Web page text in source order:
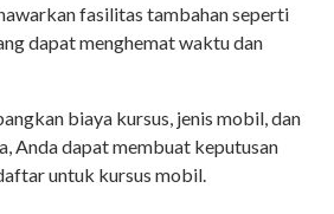
fasilitas tambahan seperti
dapat menghemat waktu dan
biaya kursus, jenis mobil, dan
Anda dapat membuat keputusan
untuk kursus mobil.